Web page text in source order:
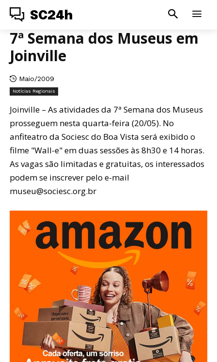
SC24h
7ª Semana dos Museus em
Joinville
Maio/2009
Notícias Regionais
Joinville – As atividades da 7ª Semana dos Museus
prosseguem nesta quarta-feira (20/05). No
anfiteatro da Sociesc do Boa Vista será exibido o
filme "Wall-e" em duas sessões às 8h30 e 14 horas.
As vagas são limitadas e gratuitas, os interessados
podem se inscrever pelo e-mail
museu@sociesc.org.br